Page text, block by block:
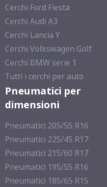
Cerchi Ford Fiesta
Cerchi Audi A3
Cerchi Lancia Y
Cerchi Volkswagen Golf
Cerchi BMW serie 1
Tutti i cerchi per auto
Pneumatici per
dimensioni
Pneumatici 205/55 R16
Pneumatici 225/45 R17
Pneumatici 215/60 R17
Pneumatici 195/55 R16
Pneumatici 185/65 R15